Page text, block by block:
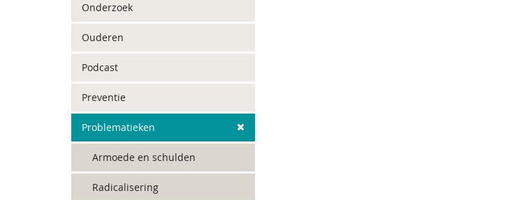
Onderzoek
Ouderen
Podcast
Preventie
Problematieken
Armoede en schulden
Radicalisering